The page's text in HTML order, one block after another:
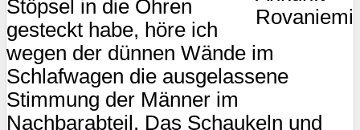
Rovaniemi
Stöpsel in die Ohren
gesteckt habe, höre ich
wegen der dünnen Wände im
Schlafwagen die ausgelassene
Stimmung der Männer im
Nachbarabteil. Das Schaukeln und